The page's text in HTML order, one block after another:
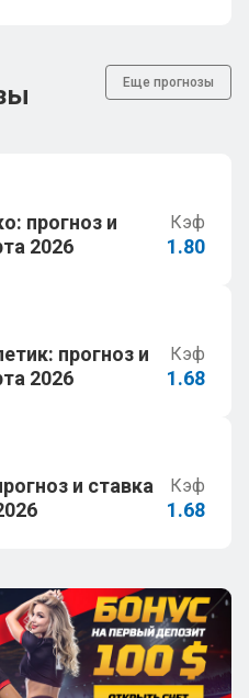
Еще прогнозы
прогноз и
2026
Кэф
1.80
прогноз и
2026
Кэф
1.68
и ставка
Кэф
1.68